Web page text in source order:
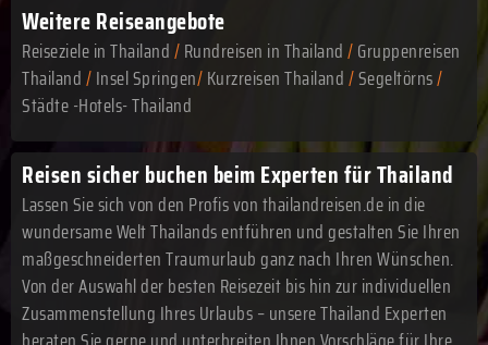
Weitere Reiseangebote
Reiseziele in Thailand/Rundreisen in Thailand/Gruppenreisen
Thailand/Insel Springen/Kurzreisen Thailand/Segeltörns/
Städte -Hotels- Thailand
Reisen sicher buchen beim Experten für Thailand
Lassen Sie sich von den Profis von thailandreisen.de in die
wundersame Welt Thailands entführen und gestalten Sie Ihren
maßgeschneiderten Traumurlaub ganz nach Ihren Wünschen.
Von der Auswahl der besten Reisezeit bis hin zur individuellen
Zusammenstellung Ihres Urlaubs – unsere Thailand Experten